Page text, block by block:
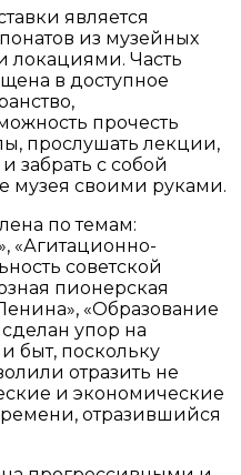
является
из музейных
локациями. Часть
в доступное
прочесть
прослушать лекции,
забрать с собой
музея своими руками.
по темам:
«Агитационно-
советской
пионерская
«Образование
упор на
быт, поскольку
отразить не
и экономические
отразившийся